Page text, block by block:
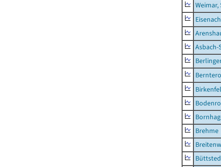
Weimar,
Asbach-
Brehme